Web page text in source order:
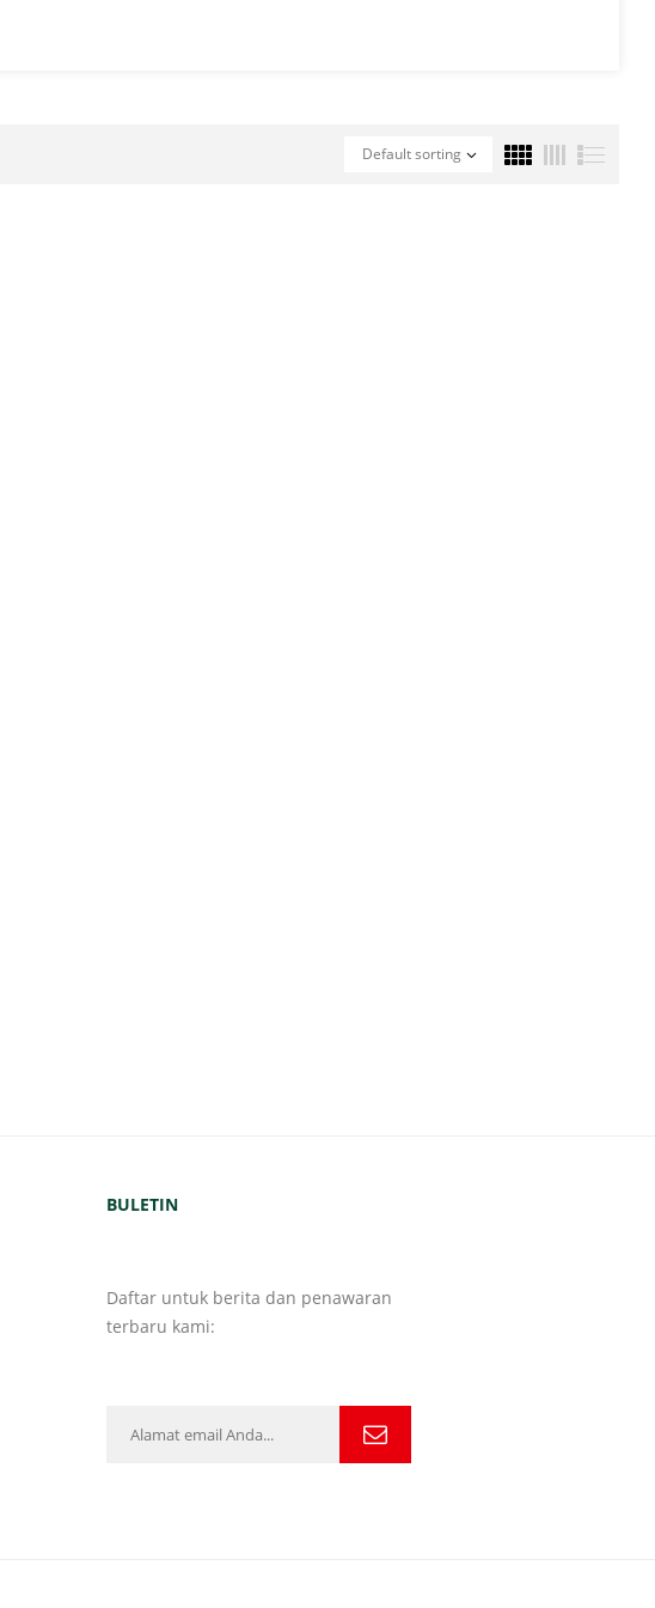
Default sorting
BULETIN
Daftar untuk berita dan penawaran
terbaru kami: